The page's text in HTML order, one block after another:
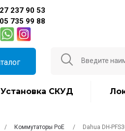
237 90 53
735 99 88
Установка СКУД
Коммутаторы PoE Dahua DH-